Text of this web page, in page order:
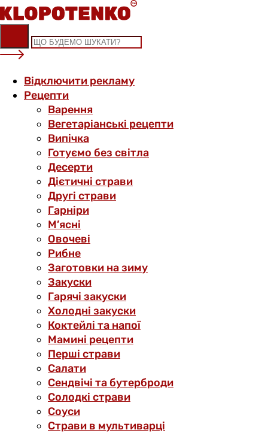
Skip
to
content
Відключити рекламу
Рецепти
Варення
Вегетаріанські рецепти
Випічка
Готуємо без світла
Десерти
Дієтичні страви
Другі страви
Гарніри
М’ясні
Овочеві
Рибне
Заготовки на зиму
Закуски
Гарячі закуски
Холодні закуски
Коктейлі та напої
Мамині рецепти
Перші страви
Салати
Сендвічі та бутерброди
Солодкі страви
Соуси
Страви в мультиварці